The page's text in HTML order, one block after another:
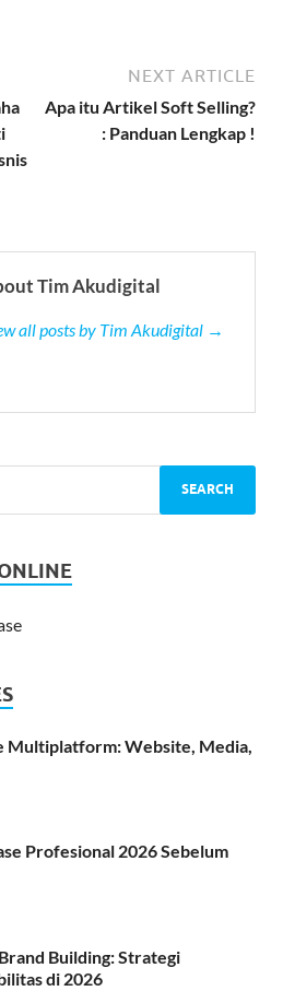
NEXT ARTICLE
Apa itu Artikel Soft Selling?
: Panduan Lengkap !
Tim Akudigital
all posts by Tim Akudigital →
Multiplatform: Website, Media,
Profesional 2026 Sebelum
Building: Strategi
di 2026